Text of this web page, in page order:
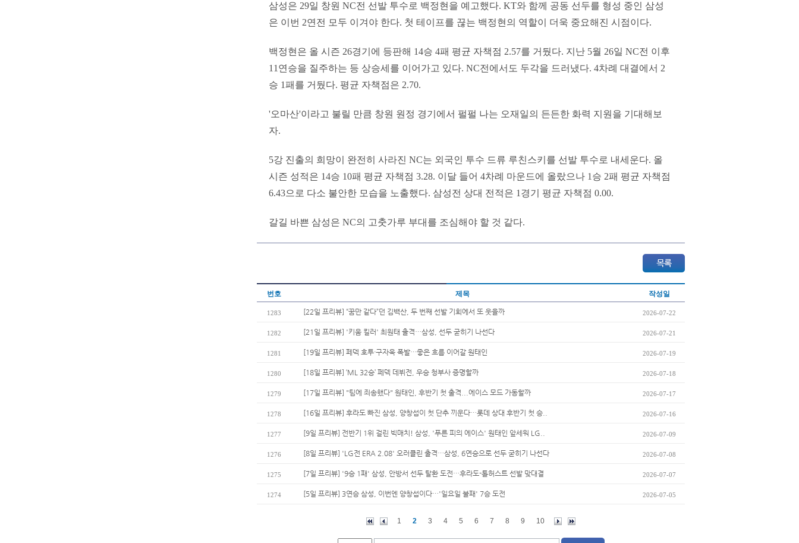
삼성은 29일 창원 NC전 선발 투수로 백정현을 예고했다. KT와 함께 공동 선두를 형성 중인 삼성
은 이번 2연전 모두 이겨야 한다. 첫 테이프를 끊는 백정현의 역할이 더욱 중요해진 시점이다.
백정현은 올 시즌 26경기에 등판해 14승 4패 평균 자책점 2.57를 거뒀다. 지난 5월 26일 NC전 이후
11연승을 질주하는 등 상승세를 이어가고 있다. NC전에서도 두각을 드러냈다. 4차례 대결에서 2
승 1패를 거뒀다. 평균 자책점은 2.70.
'오마산'이라고 불릴 만큼 창원 원정 경기에서 펄펄 나는 오재일의 든든한 화력 지원을 기대해보
자.
5강 진출의 희망이 완전히 사라진 NC는 외국인 투수 드류 루친스키를 선발 투수로 내세운다. 올
시즌 성적은 14승 10패 평균 자책점 3.28. 이달 들어 4차례 마운드에 올랐으나 1승 2패 평균 자책점
6.43으로 다소 불안한 모습을 노출했다. 삼성전 상대 전적은 1경기 평균 자책점 0.00.
갈길 바쁜 삼성은 NC의 고춧가루 부대를 조심해야 할 것 같다.
번호 제목 작성일
1283 [22일 프리뷰] “꿈만 같다”던 김백산, 두 번째 선발 기회에서 또 웃을까 2026-07-22
1282 [21일 프리뷰] '키움 킬러' 최원태 출격…삼성, 선두 굳히기 나선다 2026-07-21
1281 [19일 프리뷰] 페덱 호투·구자욱 폭발…좋은 흐름 이어갈 원태인 2026-07-19
1280 [18일 프리뷰] ‘ML 32승’ 페덱 데뷔전, 우승 청부사 증명할까 2026-07-18
1279 [17일 프리뷰] "팀에 죄송했다" 원태인, 후반기 첫 출격...에이스 모드 가동할까 2026-07-17
1278 [16일 프리뷰] 후라도 빠진 삼성, 양창섭이 첫 단추 끼운다…롯데 상대 후반기 첫 승.. 2026-07-16
1277 [9일 프리뷰] 전반기 1위 걸린 빅매치! 삼성, '푸른 피의 에이스' 원태인 앞세워 LG.. 2026-07-09
1276 [8일 프리뷰] 'LG전 ERA 2.08' 오러클린 출격…삼성, 6연승으로 선두 굳히기 나선다 2026-07-08
1275 [7일 프리뷰] '9승 1패' 삼성, 안방서 선두 탈환 도전…후라도-톨허스트 선발 맞대결 2026-07-07
1274 [5일 프리뷰] 3연승 삼성, 이번엔 양창섭이다…'일요일 불패' 7승 도전 2026-07-05
1 2 3 4 5 6 7 8 9 10